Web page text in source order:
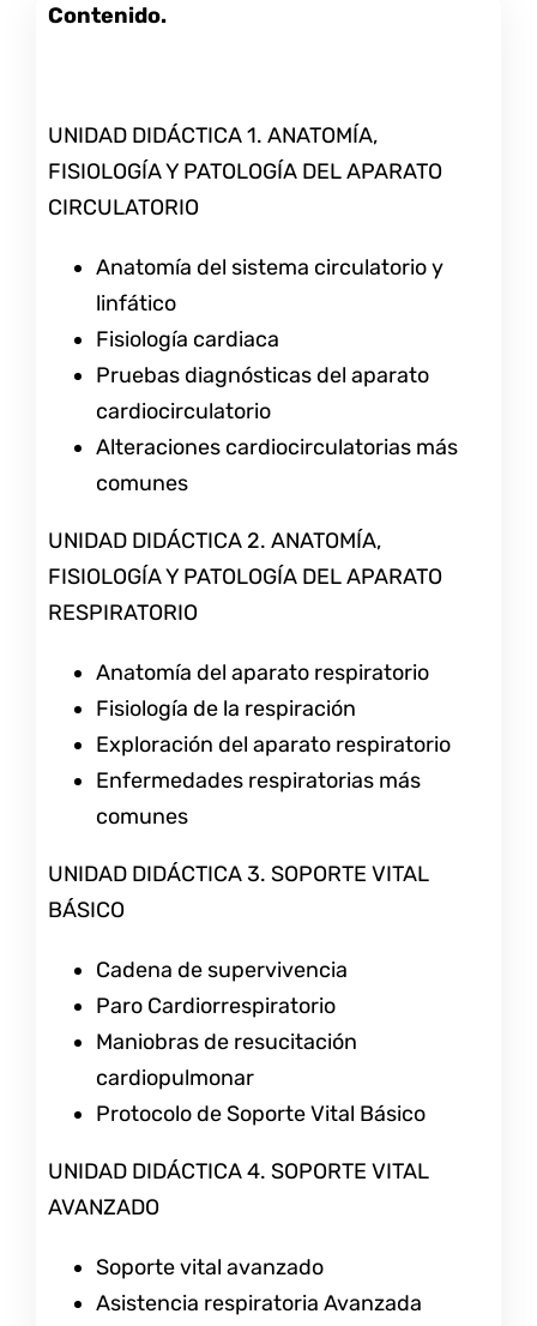
Contenido.
UNIDAD DIDÁCTICA 1. ANATOMÍA,
FISIOLOGÍA Y PATOLOGÍA DEL APARATO
CIRCULATORIO
Anatomía del sistema circulatorio y
linfático
Fisiología cardiaca
Pruebas diagnósticas del aparato
cardiocirculatorio
Alteraciones cardiocirculatorias más
comunes
UNIDAD DIDÁCTICA 2. ANATOMÍA,
FISIOLOGÍA Y PATOLOGÍA DEL APARATO
RESPIRATORIO
Anatomía del aparato respiratorio
Fisiología de la respiración
Exploración del aparato respiratorio
Enfermedades respiratorias más
comunes
UNIDAD DIDÁCTICA 3. SOPORTE VITAL
BÁSICO
Cadena de supervivencia
Paro Cardiorrespiratorio
Maniobras de resucitación
cardiopulmonar
Protocolo de Soporte Vital Básico
UNIDAD DIDÁCTICA 4. SOPORTE VITAL
AVANZADO
Soporte vital avanzado
Asistencia respiratoria Avanzada